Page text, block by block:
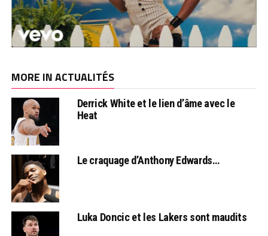
MORE IN ACTUALITÉS
Derrick White et le lien d’âme avec le
Heat
Le craquage d’Anthony Edwards…
Luka Doncic et les Lakers sont maudits